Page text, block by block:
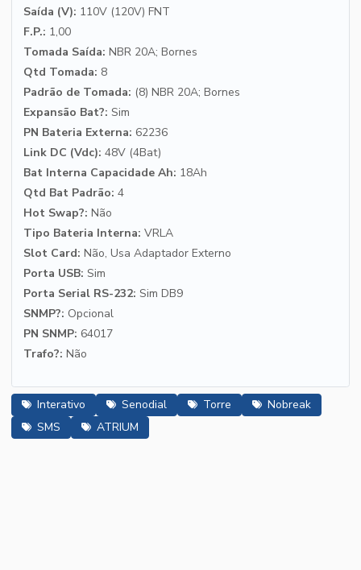
Saída (V): 110V (120V) FNT
F.P.: 1,00
Tomada Saída: NBR 20A; Bornes
Qtd Tomada: 8
Padrão de Tomada: (8) NBR 20A; Bornes
Expansão Bat?: Sim
PN Bateria Externa: 62236
Link DC (Vdc): 48V (4Bat)
Bat Interna Capacidade Ah: 18Ah
Qtd Bat Padrão: 4
Hot Swap?: Não
Tipo Bateria Interna: VRLA
Slot Card: Não, Usa Adaptador Externo
Porta USB: Sim
Porta Serial RS-232: Sim DB9
SNMP?: Opcional
PN SNMP: 64017
Trafo?: Não
Interativo Senodial Torre
Nobreak
SMS
ATRIUM